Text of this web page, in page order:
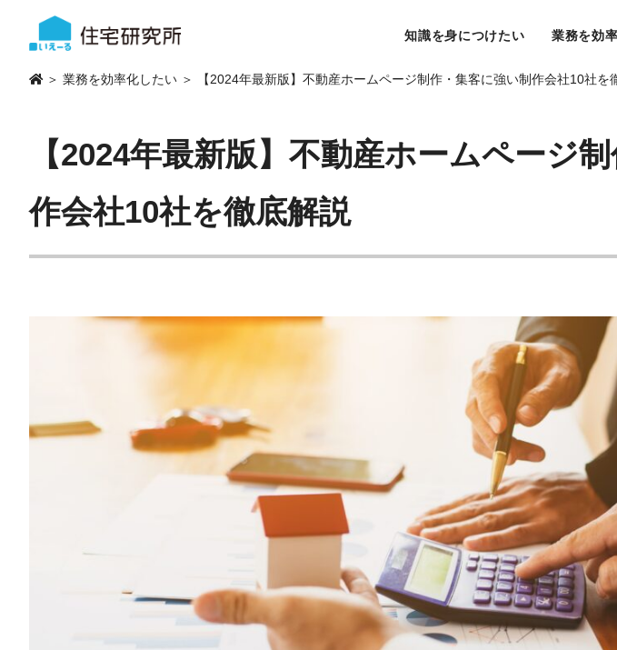
知識を身につけたい 業務を効
＞ 業務を効率化したい ＞ 【2024年最新版】不動産ホームページ制作・集客に強い制作会社10社を
【2024年最新版】不動産ホームページ
作会社10社を徹底解説